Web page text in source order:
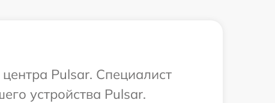
Pulsar. Специалист
устройства Pulsar.